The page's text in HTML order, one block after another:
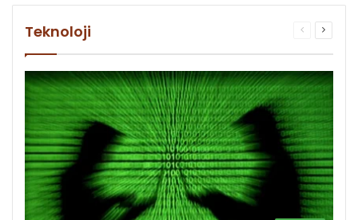
Teknoloji
ÖncekiSonraki